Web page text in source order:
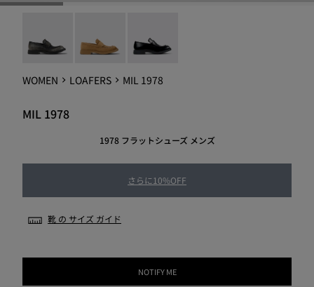
WOMEN LOAFERS MIL 1978
MIL 1978
1978 フラットシューズ メンズ
さらに10%OFF
靴 の サイズ ガイド
NOTIFY ME